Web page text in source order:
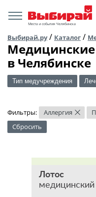
Места и события Челябинска
Выбирай.ру/ Каталог /
в Челябинске
Тип медучреждения
Фильтры: Аллергия ×
Сбросить
Лотос